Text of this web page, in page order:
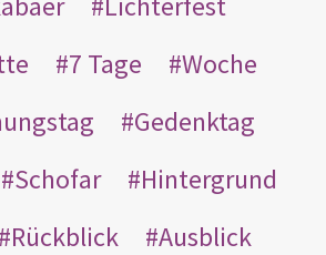
7 Tage
Woche
Gedenktag
Schofar
Hintergrund
Rückblick
Ausblick